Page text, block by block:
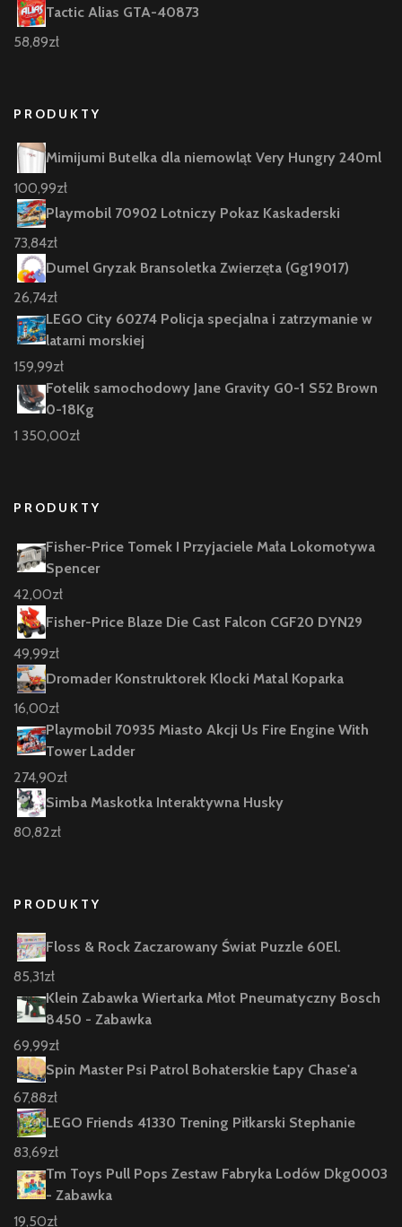
Tactic Alias GTA-40873
58,89zł
PRODUKTY
Mimijumi Butelka dla niemowląt Very Hungry 240ml
100,99zł
Playmobil 70902 Lotniczy Pokaz Kaskaderski
73,84zł
Dumel Gryzak Bransoletka Zwierzęta (Gg19017)
26,74zł
LEGO City 60274 Policja specjalna i zatrzymanie w
latarni morskiej
159,99zł
Fotelik samochodowy Jane Gravity G0-1 S52 Brown
0-18Kg
1 350,00zł
PRODUKTY
Fisher-Price Tomek I Przyjaciele Mała Lokomotywa
Spencer
42,00zł
Fisher-Price Blaze Die Cast Falcon CGF20 DYN29
49,99zł
Dromader Konstruktorek Klocki Matal Koparka
16,00zł
Playmobil 70935 Miasto Akcji Us Fire Engine With
Tower Ladder
274,90zł
Simba Maskotka Interaktywna Husky
80,82zł
PRODUKTY
Floss & Rock Zaczarowany Świat Puzzle 60El.
85,31zł
Klein Zabawka Wiertarka Młot Pneumatyczny Bosch
8450 - Zabawka
69,99zł
Spin Master Psi Patrol Bohaterskie Łapy Chase'a
67,88zł
LEGO Friends 41330 Trening Piłkarski Stephanie
83,69zł
Tm Toys Pull Pops Zestaw Fabryka Lodów Dkg0003
- Zabawka
19,50zł